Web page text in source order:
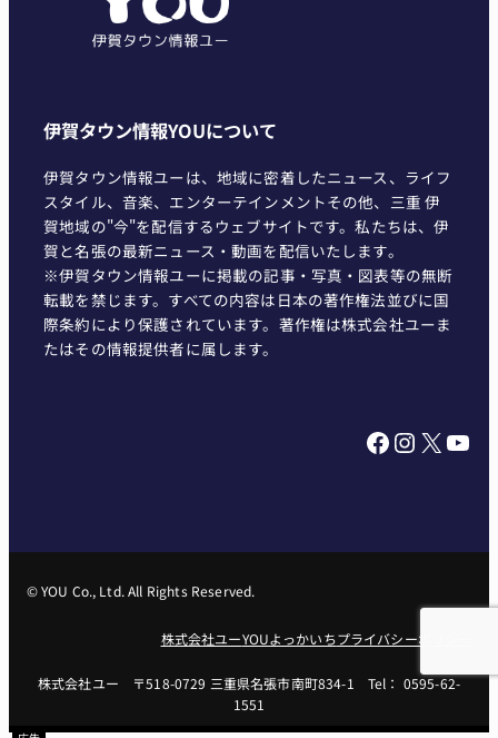
伊賀タウン情報YOUについて
伊賀タウン情報ユーは、地域に密着したニュース、ライフ
スタイル、音楽、エンターテインメントその他、三重 伊
賀地域の"今"を配信するウェブサイトです。私たちは、伊
賀と名張の最新ニュース・動画を配信いたします。
※伊賀タウン情報ユーに掲載の記事・写真・図表等の無断
転載を禁じます。すべての内容は日本の著作権法並びに国
際条約により保護されています。著作権は株式会社ユーま
たはその情報提供者に属します。
Facebook InstagramX YouTube
© YOU Co., Ltd. All Rights Reserved.
株式会社ユーYOUよっかいちプライバシーポリシー
株式会社ユー 〒518-0729 三重県名張市南町834-1 Tel： 0595-62-
1551